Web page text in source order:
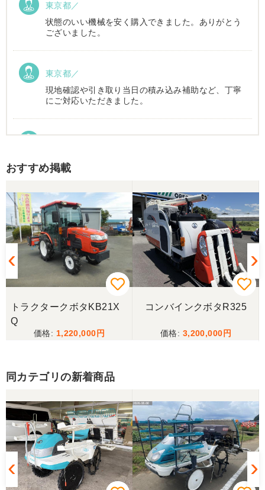
東京都／
状態のいい機械を安く購入できました。ありがとう
ございました。
東京都／
現地確認や引き取り当日の積み込み補助など、丁寧
にご対応いただきました。
物は2台出ていて、当初安い方を購入予定でした。
しかしそちらは売れてしまったとの事でしたので、5
に伺い持ち帰りましたが、出品画像と違い確認した
所、安い方を渡されました。 出品者に問い合わせま
したが、高い方は「先に購入した者が引き取り済み
で安い方でお願いしたい」との事。 では先の安い方
との差額分を返金と交渉しましたが、「難しい」と
の事。カバーが脱落していて、使用に難が有る事を
伝えたところ、そのカバー代金で妥協する事になり
ました。 「管理する者が間違えて管理番号を貼り付
けた」 といっておりましたが、とても残念な気持
うな間違いが無いように改善して欲しいです。
とうございました。
東京都／yuikanoa
いろいろな質問にもすぐに答えていただき 引き取り
時にも親切な対応をありがとうございました。又機
会があれば宜しくお願いします。ありがとうござい
ます。
おすすめ掲載
トラクタークボタKB21X
Q
1,220,000
コンバインクボタR325
3,200,000
同カテゴリの新着商品